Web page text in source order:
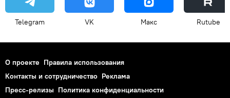
Telegram VK Макс Rutube
О проекте Правила использования
Контакты и сотрудничество Реклама
Пресс-релизы Политика конфиденциальности